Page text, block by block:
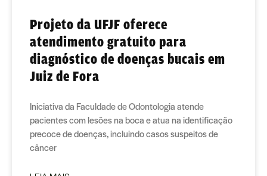
Projeto da UFJF oferece
atendimento gratuito para
diagnóstico de doenças bucais em
Juiz de Fora
Iniciativa da Faculdade de Odontologia atende
pacientes com lesões na boca e atua na identificação
precoce de doenças, incluindo casos suspeitos de
câncer